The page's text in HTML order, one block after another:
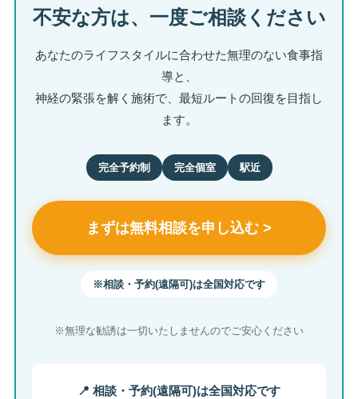
不安な方は、一度ご相談ください
あなたのライフスタイルに合わせた無理のない食事指
導と、
神経の緊張を解く施術で、最短ルートの回復を目指し
ます。
完全予約制 完全個室 駅近
まずは無料相談を申し込む >
※相談・予約(遠隔可)は全国対応です
※無理な勧誘は一切いたしませんのでご安心ください
📍 相談・予約(遠隔可)は全国対応です